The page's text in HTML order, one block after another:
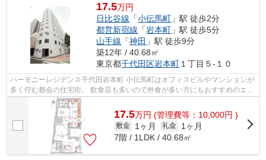
17.5万円
日比谷線 「小伝馬町 」駅 徒歩2分
都営新宿線 「岩本町 」駅 徒歩5分
山手線 「神田 」駅 徒歩9分
築12年 / 40.68㎡
東京都千代田区岩本町 １丁目５-１０
ハーモニーレジデンス千代田岩本町 小伝馬町はオフィスビルやマンションが
多く佇む都会の住宅街。 飲食店も多いので外食が多い方にもおすすめのエリ
アです。 治安が良いので女性の...
17.5万円 (管理費等：10,000円 )
敷金 1ヶ月 礼金
1ヶ月
7階 / 1LDK / 40.68㎡